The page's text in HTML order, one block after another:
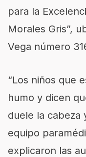
para la
Morales Gris”,
Vega número
“Los niños que
humo y dicen
duele la cabeza
equipo
explicaron las